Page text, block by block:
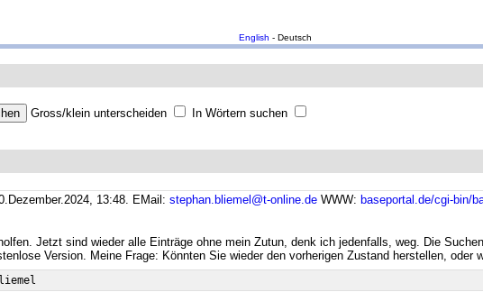
English - Deutsch
Gross/klein unterscheiden In Wörtern suchen
13:48. EMail: stephan.bliemel@t-online.de WWW: baseportal.de/cgi-bin/
Jetzt sind wieder alle Einträge ohne mein Zutun, denk ich jedenfalls, weg. Die
Version. Meine Frage: Könnten Sie wieder den vorherigen Zustand herstellen, oder